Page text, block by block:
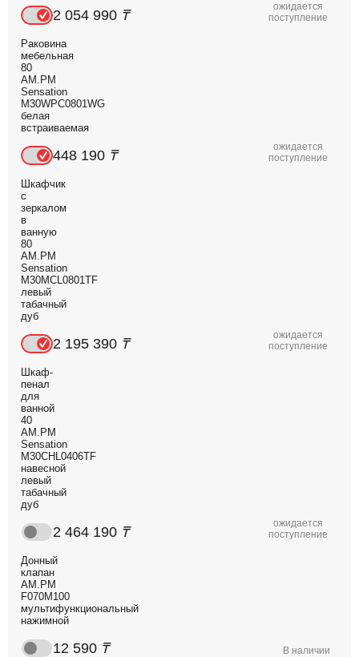
ожидается
поступление
2 054 990 ₸
Раковина
мебельная
80
AM.PM
Sensation
M30WPC0801WG
белая
встраиваемая
ожидается
поступление
448 190 ₸
Шкафчик
с
зеркалом
в
ванную
80
AM.PM
Sensation
M30MCL0801TF
левый
табачный
дуб
ожидается
поступление
2 195 390 ₸
Шкаф-
пенал
для
ванной
40
AM.PM
Sensation
M30CHL0406TF
навесной
левый
табачный
дуб
ожидается
поступление
2 464 190 ₸
Донный
клапан
AM.PM
F070M100
мультифункциональный
нажимной
В наличии
12 590 ₸